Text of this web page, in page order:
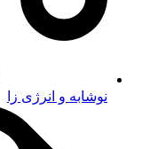
نوشابه و انرژی زا